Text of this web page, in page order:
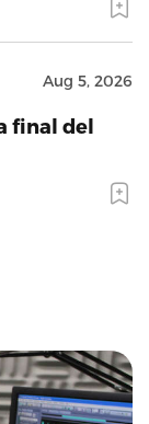
Aug 5, 2026
final del